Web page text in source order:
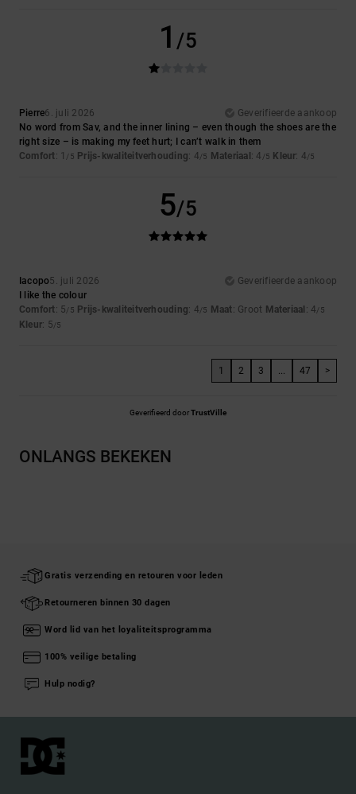
1 /5
Pierre6. juli 2026
Geverifieerde aankoop
No word from Sav, and the inner lining – even though the shoes are the
right size – is making my feet hurt; I can’t walk in them
Comfort: 1 /5 Prijs-kwaliteitverhouding: 4/5 Materiaal: 4 /5 Kleur: 4/5
5/5
Iacopo5. juli 2026
Geverifieerde aankoop
I like the colour
Comfort: 5/5 Prijs-kwaliteitverhouding: 4/5 Maat: Groot Materiaal : 4/5
Kleur: 5/5
1 2 3 ... 47 >
Geverifieerd doorTrustVille
ONLANGS BEKEKEN
Gratis verzending en retouren voor leden
Retourneren binnen 30 dagen
Word lid van het loyaliteitsprogramma
100% veilige betaling
Hulp nodig?